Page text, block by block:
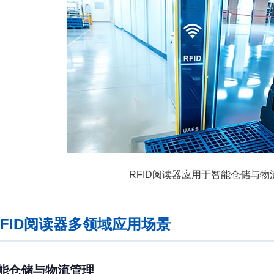
RFID阅读器应用于智能仓储与物
阅读器多领域应用场景
仓储与物流管理